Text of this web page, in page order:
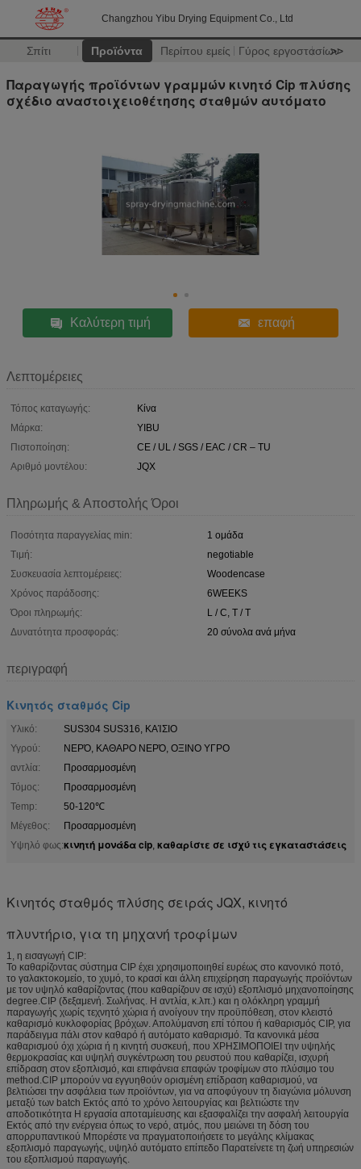
Changzhou Yibu Drying Equipment Co., Ltd
Σπίτι Προϊόντα Περίπου εμείς Γύρος εργοστασίων
>>
Παραγωγής προϊόντων γραμμών κινητό Cip πλύσης
σχέδιο αναστοιχειοθέτησης σταθμών αυτόματο
Καλύτερη τιμή επαφή
Λεπτομέρειες
Τόπος καταγωγής:
Κίνα
Μάρκα:
YIBU
Πιστοποίηση:
CE / UL / SGS / EAC / CR – TU
Αριθμό μοντέλου:
JQX
Πληρωμής & Αποστολής Όροι
Ποσότητα παραγγελίας min:
1 ομάδα
Τιμή:
negotiable
Συσκευασία λεπτομέρειες:
Woodencase
Χρόνος παράδοσης:
6WEEKS
Όροι πληρωμής:
L / C, T / T
Δυνατότητα προσφοράς:
20 σύνολα ανά μήνα
περιγραφή
Κινητός σταθμός Cip
Υλικό:
SUS304 SUS316, ΚΑΊΣΙΟ
Υγρού:
ΝΕΡΌ, ΚΑΘΑΡΟ ΝΕΡΌ, ΟΞΙΝΟ ΥΓΡΟ
αντλία:
Προσαρμοσμένη
Τόμος:
Προσαρμοσμένη
Temp:
50-120℃
Μέγεθος:
Προσαρμοσμένη
Υψηλό φως:κινητή μονάδα cip, καθαρίστε σε ισχύ τις εγκαταστάσεις
Κινητός σταθμός πλύσης σειράς JQX, κινητό
πλυντήριο, για τη μηχανή τροφίμων
1, η εισαγωγή CIP:
Το καθαρίζοντας σύστημα CIP έχει χρησιμοποιηθεί ευρέως στο κανονικό ποτό,
το γαλακτοκομείο, το χυμό, το κρασί και άλλη επιχείρηση παραγωγής προϊόντων
με τον υψηλό καθαρίζοντας (που καθαρίζουν σε ισχύ) εξοπλισμό μηχανοποίησης
degree.CIP (δεξαμενή. Σωλήνας. Η αντλία, κ.λπ.) και η ολόκληρη γραμμή
παραγωγής χωρίς τεχνητό χώρια ή ανοίγουν την προϋπόθεση, στον κλειστό
καθαρισμό κυκλοφορίας βρόχων. Απολύμανση επί τόπου ή καθαρισμός CIP, για
παράδειγμα πάλι στον καθαρό ή αυτόματο καθαρισμό. Τα κανονικά μέσα
καθαρισμού όχι χώρια ή η κινητή συσκευή, που ΧΡΗΣΙΜΟΠΟΙΕΙ την υψηλής
θερμοκρασίας και υψηλή συγκέντρωση του ρευστού που καθαρίζει, ισχυρή
επίδραση στον εξοπλισμό, και επιφάνεια επαφών τροφίμων στο πλύσιμο του
method.CIP μπορούν να εγγυηθούν ορισμένη επίδραση καθαρισμού, να
βελτιώσει την ασφάλεια των προϊόντων, για να αποφύγουν τη διαγώνια μόλυνση
μεταξύ των batch Εκτός από το χρόνο λειτουργίας και βελτιώστε την
αποδοτικότητα Η εργασία αποταμίευσης και εξασφαλίζει την ασφαλή λειτουργία
Εκτός από την ενέργεια όπως το νερό, ατμός, που μειώνει τη δόση του
απορρυπαντικού Μπορέστε να πραγματοποιήσετε το μεγάλης κλίμακας
εξοπλισμό παραγωγής, υψηλό αυτόματο επίπεδο Παρατείνετε τη ζωή υπηρεσιών
του εξοπλισμού παραγωγής.